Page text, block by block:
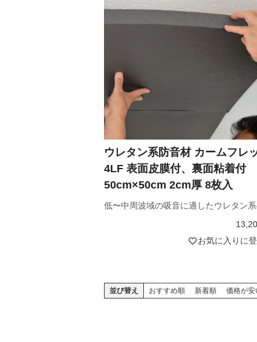
低〜中周波域の吸音に適したウレタン
ウレタン系防音材 カームフレ
4LF 表面皮膜付、裏面粘着付
50cm×50cm 2cm厚 8枚入
お気に入りに
並び替え おすすめ順 新着順 価格が安